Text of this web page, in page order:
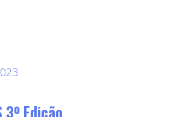
3º Edição